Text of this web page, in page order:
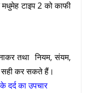
टाइप 2 को काफी
तथा नियम, संयम,
सही कर सकते हैं।
दर्द का उपचार